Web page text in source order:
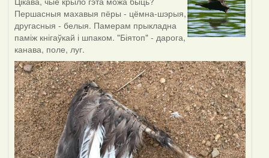
Першасныя махавыя пёры - цёмна-шэрыя,
другасныя - белыя. Памерам прыкладна
паміж кнігаўкай і шпаком. "Біятоп" - дарога,
канава, поле, луг.